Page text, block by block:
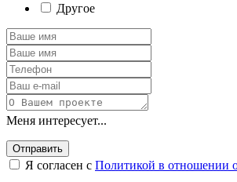
Другое
Меня интересует...
Отправить
Я согласен с Политикой в отношении